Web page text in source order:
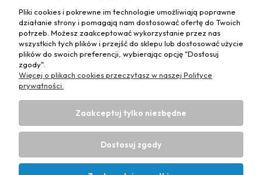
MAPA STRONY
INFORMACJE
Hurtownia materiałów tapicerskich Adrian| ul. Chorzowska
50e, 44-100 Gliwice, woj. śląskie | E-mail:
6312703341
Pliki cookies i pokrewne im technologie umożliwiają poprawne
działanie strony i pomagają nam dostosować ofertę do Twoich
potrzeb. Możesz zaakceptować wykorzystanie przez nas
wszystkich tych plików i przejść do sklepu lub dostosować użycie
plików do swoich preferencji, wybierając opcję "Dostosuj
zgody".
Więcej o plikach cookies przeczytasz w naszej Polityce
prywatności.
Zaakceptuj tylko niezbędne
Dostosuj zgody